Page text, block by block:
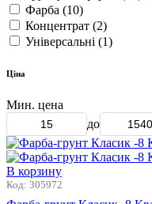
Гідроізоляційні
Глибокого проникнення
Грунтуючі фарби
Мин. цена